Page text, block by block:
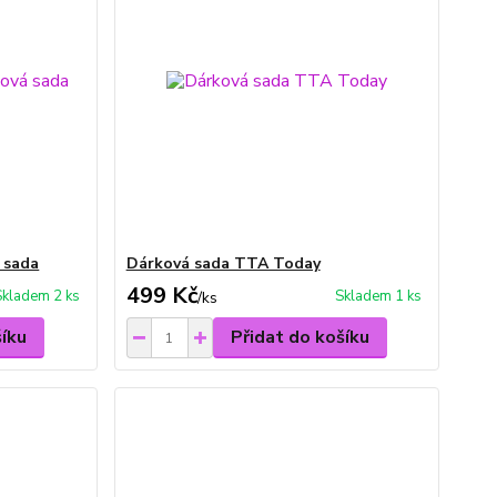
2 ks
Dárková sada TTA Today
499 Kč/ks Skladem 1 ks
Přidat do košíku